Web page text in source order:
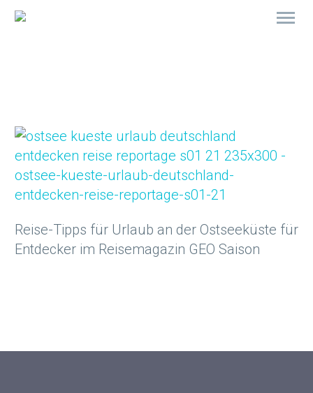
Reise-Tipps für Urlaub an der Ostseeküste für
Entdecker im Reisemagazin GEO Saison